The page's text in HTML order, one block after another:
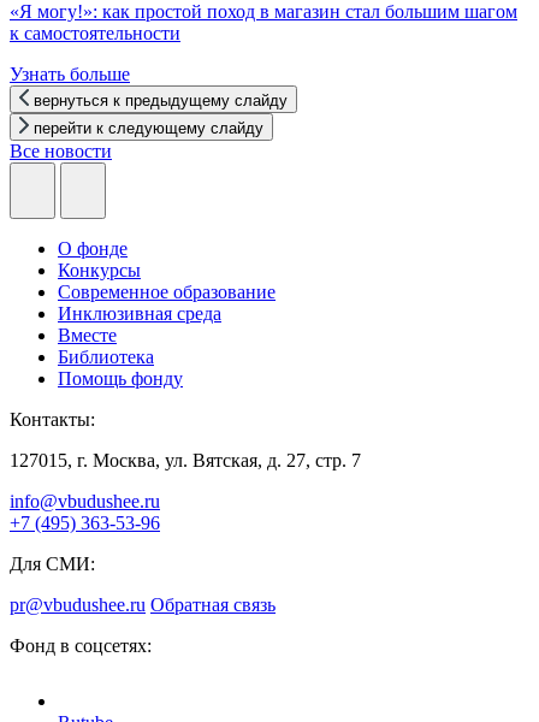
«Я могу!»: как простой поход в магазин стал большим шагом
к самостоятельности
Узнать больше
вернуться к предыдущему слайду
перейти к следующему слайду
Все новости
О фонде
Конкурсы
Современное образование
Инклюзивная среда
Вместе
Библиотека
Помощь фонду
Контакты:
127015, г. Москва, ул. Вятская, д. 27, стр. 7
info@vbudushee.ru
+7 (495) 363-53-96
Для СМИ:
pr@vbudushee.ru Обратная связь
Фонд в соцсетях: